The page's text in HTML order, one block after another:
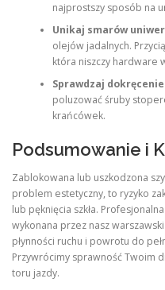
najprostszy sposób na
Unikaj smarów
olejów jadalnych.
która niszczy hardware
Sprawdzaj
poluzować śruby
krańcówek.
Podsumowanie i
Zablokowana lub uszkodzona
problem estetyczny, to ryzyko
lub pęknięcia szkła.
wykonana przez nasz
płynności ruchu i powrotu do
Przywrócimy sprawność Twoim
toru jazdy.